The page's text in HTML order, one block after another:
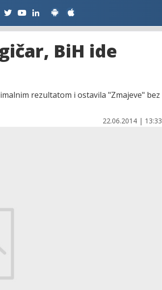
BiH ide
rezultatom i ostavila "Zmajeve" bez
22.06.2014 | 13:33